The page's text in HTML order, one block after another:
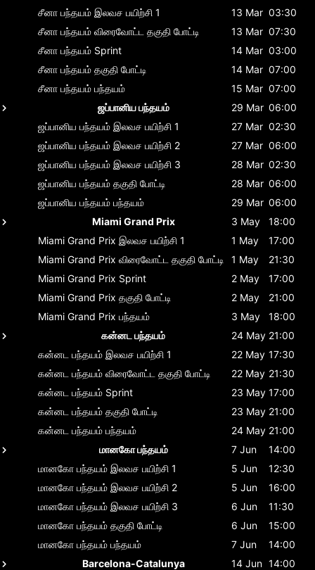
சீனா பந்தயம் இலவச பயிற்சி 1 13 Mar 03:30
சீனா பந்தயம் விரைவோட்ட தகுதி போட்டி 13 Mar 07:30
சீனா பந்தயம் Sprint 14 Mar 03:00
சீனா பந்தயம் தகுதி போட்டி 14 Mar 07:00
சீனா பந்தயம் பந்தயம் 15 Mar 07:00
ஜப்பானிய பந்தயம்
29 Mar 06:00
ஜப்பானிய பந்தயம் இலவச பயிற்சி 1 27 Mar 02:30
ஜப்பானிய பந்தயம் இலவச பயிற்சி 2 27 Mar 06:00
ஜப்பானிய பந்தயம் இலவச பயிற்சி 3 28 Mar 02:30
ஜப்பானிய பந்தயம் தகுதி போட்டி 28 Mar 06:00
ஜப்பானிய பந்தயம் பந்தயம் 29 Mar 06:00
Miami Grand Prix
3 May
18:00
Miami Grand Prix இலவச பயிற்சி 1 1 May
17:00
Miami Grand Prix விரைவோட்ட தகுதி போட்டி 1 May
21:30
Miami Grand Prix Sprint 2 May
17:00
Miami Grand Prix தகுதி போட்டி 2 May
21:00
Miami Grand Prix பந்தயம் 3 May
18:00
கன்னட பந்தயம்
24 May 21:00
கன்னட பந்தயம் இலவச பயிற்சி 1 22 May 17:30
கன்னட பந்தயம் விரைவோட்ட தகுதி போட்டி 22 May 21:30
கன்னட பந்தயம் Sprint 23 May 17:00
கன்னட பந்தயம் தகுதி போட்டி 23 May 21:00
கன்னட பந்தயம் பந்தயம் 24 May 21:00
மானகோ பந்தயம்
7 Jun
14:00
மானகோ பந்தயம் இலவச பயிற்சி 1 5 Jun
12:30
மானகோ பந்தயம் இலவச பயிற்சி 2 5 Jun
16:00
மானகோ பந்தயம் இலவச பயிற்சி 3 6 Jun
11:30
மானகோ பந்தயம் தகுதி போட்டி 6 Jun
15:00
மானகோ பந்தயம் பந்தயம் 7 Jun
14:00
Barcelona-Catalunya
14 Jun 14:00